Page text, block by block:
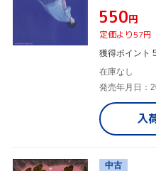
¥550円
定価より57円
獲得ポイント
在庫なし
発売年月日：
入
中古